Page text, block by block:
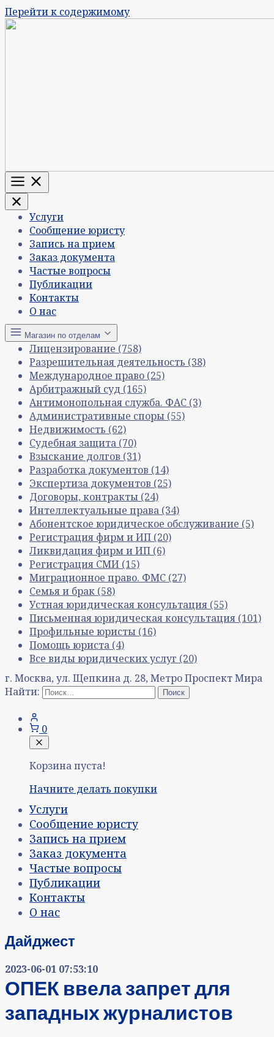
Перейти к содержимому
Меню
Услуги
Сообщение юристу
Запись на прием
Заказ документа
Частые вопросы
Публикации
Контакты
О нас
Магазин по отделам
Лицензирование (758)
Разрешительная деятельность (38)
Международное право (25)
Арбитражный суд (165)
Антимонопольная служба. ФАС (3)
Административные споры (55)
Недвижимость (62)
Судебная защита (70)
Взыскание долгов (31)
Разработка документов (14)
Экспертиза документов (25)
Договоры, контракты (24)
Интеллектуальные права (34)
Абонентское юридическое обслуживание (5)
Регистрация фирм и ИП (20)
Ликвидация фирм и ИП (6)
Регистрация СМИ (15)
Миграционное право. ФМС (27)
Семья и брак (58)
Устная юридическая консультация (55)
Письменная юридическая консультация (101)
Профильные юристы (16)
Помощь юриста (4)
Все виды юридических услуг (20)
г. Москва, ул. Щепкина д. 28, Метро Проспект Мира
Найти:
0
Корзина пуста!
Начните делать покупки
Услуги
Сообщение юристу
Запись на прием
Заказ документа
Частые вопросы
Публикации
Контакты
О нас
Дайджест
2023-06-01 07:53:10
ОПЕК ввела запрет для
западных журналистов